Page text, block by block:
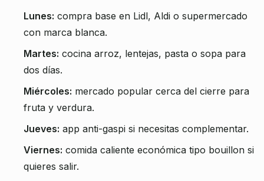
Lunes: compra base en Lidl, Aldi o supermercado
con marca blanca.
Martes: cocina arroz, lentejas, pasta o sopa para
dos días.
Miércoles: mercado popular cerca del cierre para
fruta y verdura.
Jueves: app anti-gaspi si necesitas complementar.
Viernes: comida caliente económica tipo bouillon si
quieres salir.